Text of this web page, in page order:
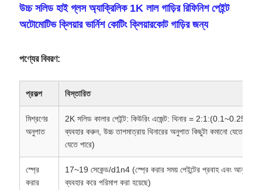
উচ্চ সলিড হাই গ্লস অ্যাক্রিলিক 1K লাল গাড়ির রিফিনিশ পেইন্ট
অটোমোটিভ ক্লিয়ার ভার্নিশ কোটিং ক্লিয়ারকোট গাড়ির জন্য
পণ্যের বিবরণ:
প্রকল্প বিস্তারিত
মিশ্রণের
অনুপাত
2K সলিড কালার পেইন্ট: কিউরিং এজেন্ট: থিনার = 2:1:(0.1~0.25)
ব্যবহার করুন, উচ্চ তাপমাত্রায় থিনারের অনুপাত কিছুটা কমানো যেতে পারে
যেতে পারে)
স্প্রে
করার
17~19 সেকেন্ড/d1n4 (স্প্রে করার সময় পেইন্টের প্রবাহ এবং আনুগত্য
ব্যবহার করে পরিমাপ করা হয়েছে)